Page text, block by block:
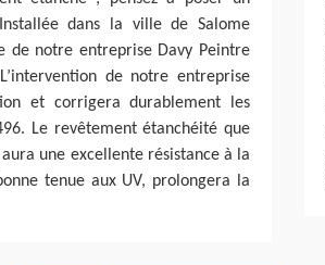
dans la ville de Salome
de notre entreprise Davy Peintre
de notre entreprise
et corrigera durablement les
Le revêtement étanchéité que
une excellente résistance à la
tenue aux UV, prolongera la